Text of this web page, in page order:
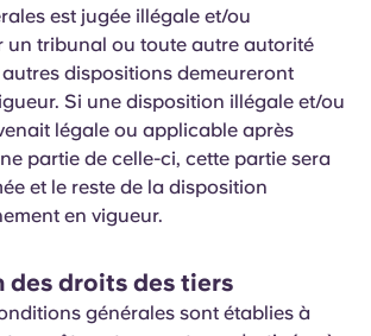
est jugée illégale et/ou
un tribunal ou toute autre autorité
dispositions demeureront
Si une disposition illégale et/ou
légale ou applicable après
partie de celle-ci, cette partie sera
et le reste de la disposition
en vigueur.
des droits des tiers
générales sont établies à